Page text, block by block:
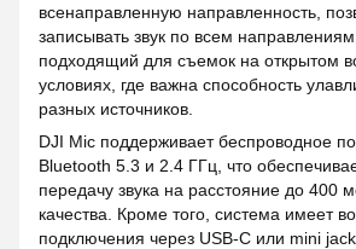
всенаправленную направленность,
записывать звук по всем
подходящий для съемок на открытом
условиях, где важна способность
разных источников.
DJI Mic поддерживает беспроводное
Bluetooth 5.3 и 2.4 ГГц, что
передачу звука на расстояние до 400
качества. Кроме того, система имеет
подключения через USB-C или mini